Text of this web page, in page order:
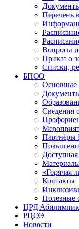
Перечень
Вопросы и
Приказ о
Списки,
БПОО
Основные
Сведения
Доступная
«Горячая
Контакты
Полезные
ЦРД
РЦОЭ
Новости